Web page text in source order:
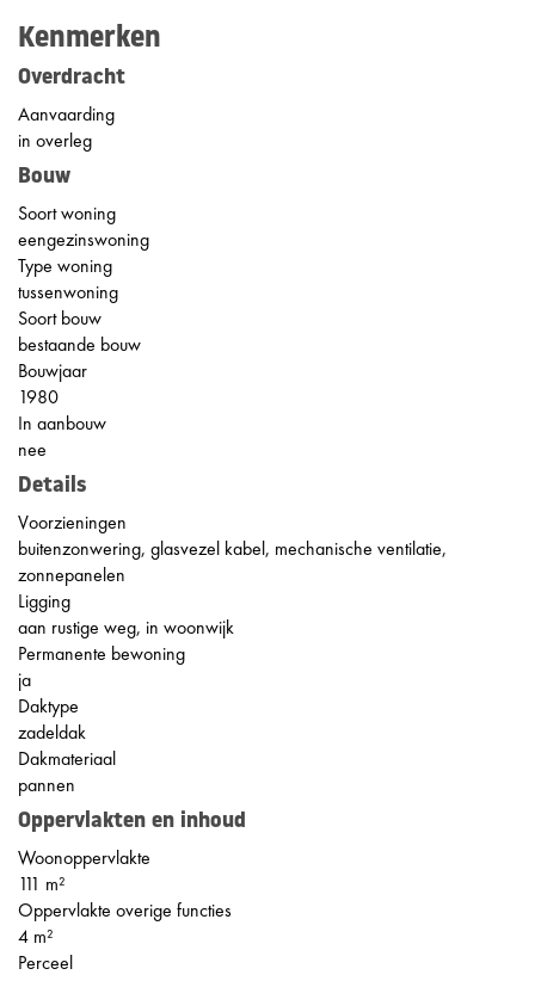
Kenmerken
Overdracht
Aanvaarding
in overleg
Bouw
Soort woning
eengezinswoning
Type woning
tussenwoning
Soort bouw
bestaande bouw
Bouwjaar
1980
In aanbouw
nee
Details
Voorzieningen
buitenzonwering, glasvezel kabel, mechanische ventilatie,
zonnepanelen
Ligging
aan rustige weg, in woonwijk
Permanente bewoning
ja
Daktype
zadeldak
Dakmateriaal
pannen
Oppervlakten en inhoud
Woonoppervlakte
111 m²
Oppervlakte overige functies
4 m²
Perceel